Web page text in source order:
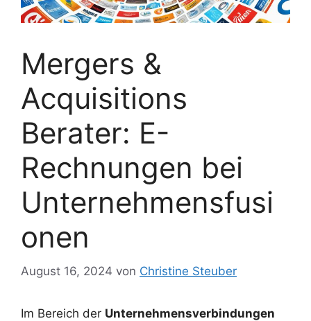
Mergers &
Acquisitions
Berater: E-
Rechnungen bei
Unternehmensfusi
onen
August 16, 2024 von Christine Steuber
Im Bereich der Unternehmensverbindungen